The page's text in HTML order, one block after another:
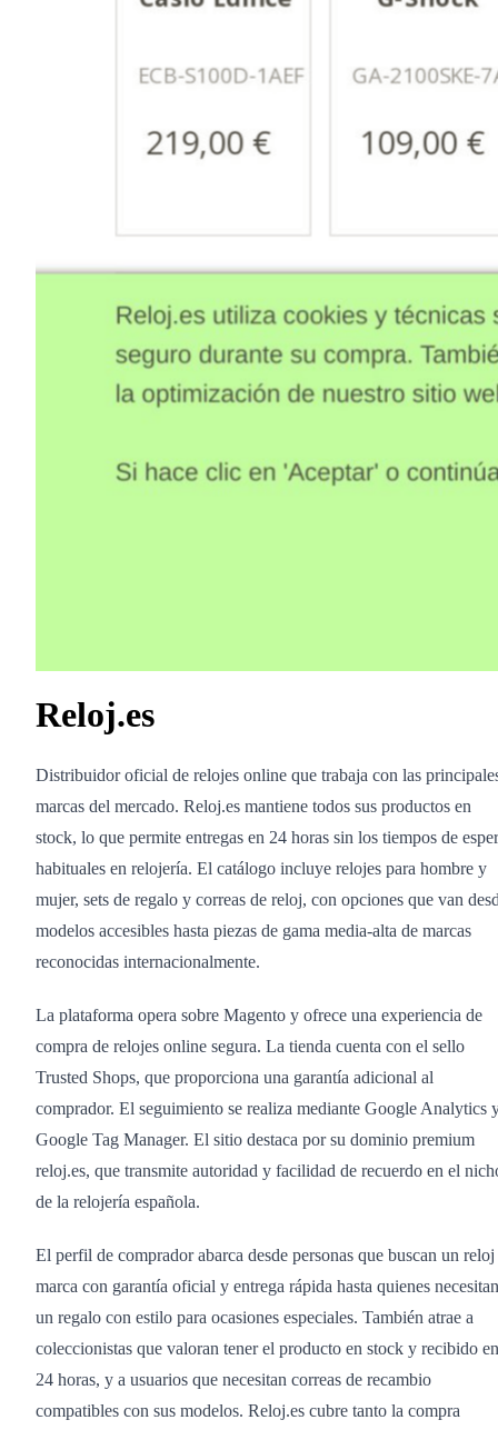
Reloj.es
Distribuidor oficial de relojes online que trabaja con las
marcas del mercado. Reloj.es mantiene todos sus productos en
stock, lo que permite entregas en 24 horas sin los tiempos de
habituales en relojería. El catálogo incluye relojes para hombre y
mujer, sets de regalo y correas de reloj, con opciones que van
modelos accesibles hasta piezas de gama media-alta de marcas
reconocidas internacionalmente.
La plataforma opera sobre Magento y ofrece una experiencia de
compra de relojes online segura. La tienda cuenta con el sello
Trusted Shops, que proporciona una garantía adicional al
comprador. El seguimiento se realiza mediante Google Analytics
Google Tag Manager. El sitio destaca por su dominio premium
reloj.es, que transmite autoridad y facilidad de recuerdo en el
de la relojería española.
El perfil de comprador abarca desde personas que buscan un reloj
marca con garantía oficial y entrega rápida hasta quienes necesitan
un regalo con estilo para ocasiones especiales. También atrae a
coleccionistas que valoran tener el producto en stock y recibido en
24 horas, y a usuarios que necesitan correas de recambio
compatibles con sus modelos. Reloj.es cubre tanto la compra